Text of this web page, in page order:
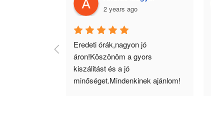
2 years ago
Eredeti órák,nagyon jó
áron!Köszönöm a gyors
kiszálitást és a jó
minőséget.Mindenkinek ajánlom!